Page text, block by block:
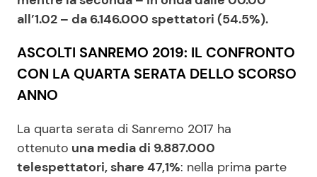
all’1.02 – da 6.146.000 spettatori (54.5%).
ASCOLTI SANREMO 2019: IL CONFRONTO
CON LA QUARTA SERATA DELLO SCORSO
ANNO
La quarta serata di Sanremo 2017 ha
ottenuto una media di 9.887.000
telespettatori, share 47,1%: nella prima parte